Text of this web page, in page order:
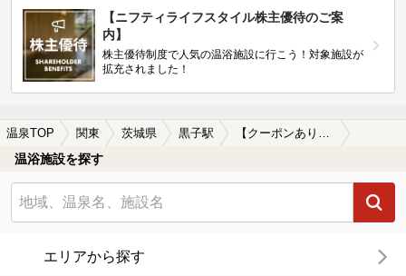
【ニフティライフスタイル株主優待のご案
内】
株主優待制度で人気の温浴施設に行こう！対象施設が
拡充されました！
温泉TOP 関東 茨城県 黒子駅 【クーポンあり】黒子駅近くの温泉宿・温泉旅館・ホテルおすすめ(2026年版)
温浴施設を探す
エリアから探す